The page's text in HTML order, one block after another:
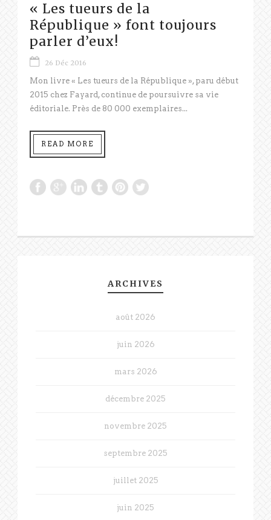
« Les tueurs de la
République » font toujours
parler d’eux!
26 Déc 2016
Mon livre « Les tueurs de la République », paru début
2015 chez Fayard, continue de poursuivre sa vie
éditoriale. Près de 80 000 exemplaires...
READ MORE
ARCHIVES
août 2026
juin 2026
mars 2026
décembre 2025
novembre 2025
septembre 2025
juillet 2025
juin 2025